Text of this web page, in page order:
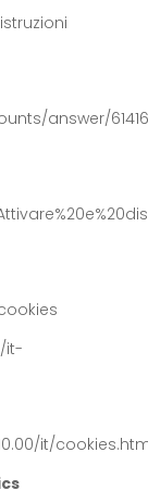
answer/
it-
it/